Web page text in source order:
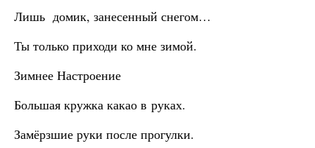
Лишь домик, занесенный снегом…
Ты только приходи ко мне зимой.
Зимнее Настроение
Большая кружка какао в руках.
Замёрзшие руки после прогулки.